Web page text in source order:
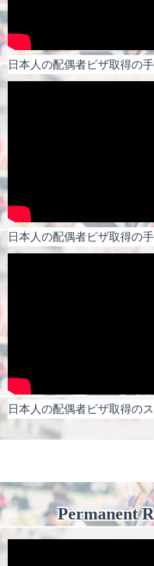
日本人の配偶者ビザ取得の
日本人の配偶者ビザ取得の
日本人の配偶者ビザ取得の
Permanent